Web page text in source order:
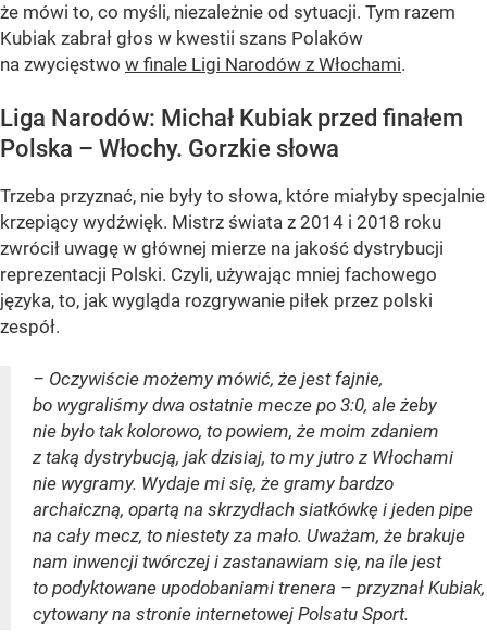
że mówi to, co myśli, niezależnie od sytuacji. Tym razem
Kubiak zabrał głos w kwestii szans Polaków
na zwycięstwo w finale Ligi Narodów z Włochami.
Liga Narodów: Michał Kubiak przed finałem
Polska – Włochy. Gorzkie słowa
Trzeba przyznać, nie były to słowa, które miałyby specjalnie
krzepiący wydźwięk. Mistrz świata z 2014 i 2018 roku
zwrócił uwagę w głównej mierze na jakość dystrybucji
reprezentacji Polski. Czyli, używając mniej fachowego
języka, to, jak wygląda rozgrywanie piłek przez polski
zespół.
– Oczywiście możemy mówić, że jest fajnie,
bo wygraliśmy dwa ostatnie mecze po 3:0, ale żeby
nie było tak kolorowo, to powiem, że moim zdaniem
z taką dystrybucją, jak dzisiaj, to my jutro z Włochami
nie wygramy. Wydaje mi się, że gramy bardzo
archaiczną, opartą na skrzydłach siatkówkę i jeden pipe
na cały mecz, to niestety za mało. Uważam, że brakuje
nam inwencji twórczej i zastanawiam się, na ile jest
to podyktowane upodobaniami trenera – przyznał Kubiak,
cytowany na stronie internetowej Polsatu Sport.